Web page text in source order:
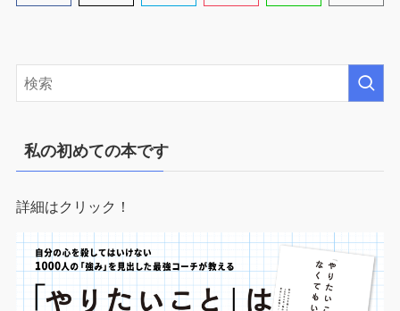
私の初めての本です
詳細はクリック！